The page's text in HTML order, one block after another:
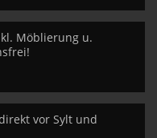
Möblierung u.
vor Sylt und